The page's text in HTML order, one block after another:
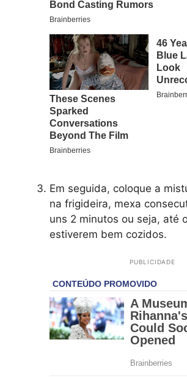
Em seguida, coloque a
na frigideira, mexa
uns 2 minutos ou seja, até
estiverem bem cozidos.
PUBLICIDADE